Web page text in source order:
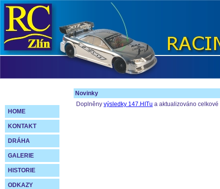
HOME
KONTAKT
DRÁHA
GALERIE
HISTORIE
ODKAZY
Novinky
Doplněny výsledky 147.HITu a aktualizováno celkové